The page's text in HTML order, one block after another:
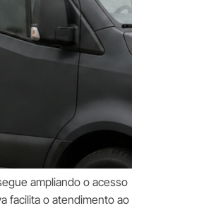
ampliando o acesso
facilita o atendimento ao